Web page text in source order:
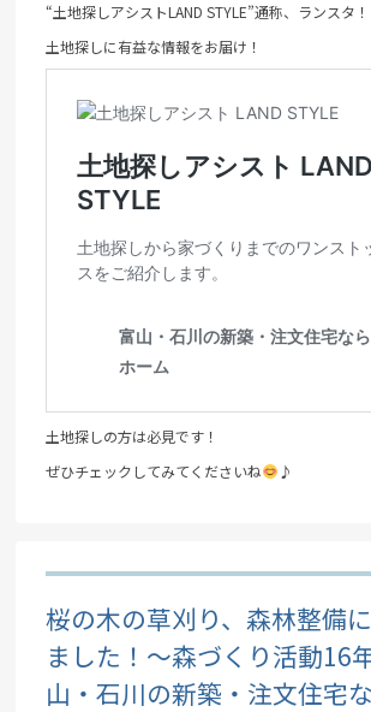
“土地探しアシストLAND STYLE”通称、ランスタ！
土地探しに有益な情報をお届け！
土地探しの方は必見です！
ぜひチェックしてみてくださいね
♪
桜の木の草刈り、森林整備
ました！～森づくり活動16
山・石川の新築・注文住宅